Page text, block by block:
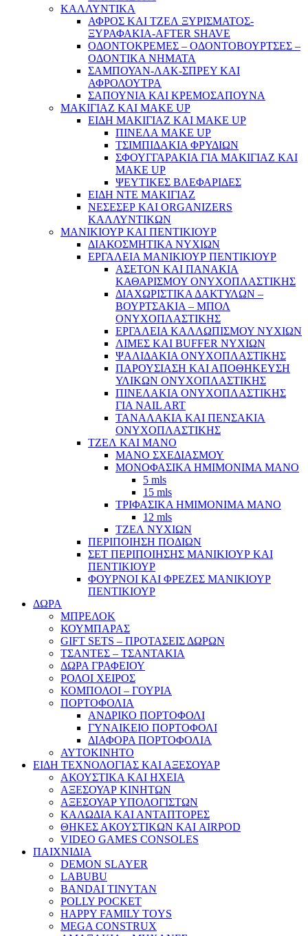
ΚΑΛΛΥΝΤΙΚΑ
ΑΦΡΟΣ ΚΑΙ ΤΖΕΛ ΞΥΡΙΣΜΑΤΟΣ-
ΞΥΡΑΦΑΚΙΑ-AFTER SHAVE
ΟΔΟΝΤΟΚΡΕΜΕΣ – ΟΔΟΝΤΟΒΟΥΡΤΣΕΣ –
ΟΔΟΝΤΙΚΑ ΝΗΜΑΤΑ
ΣΑΜΠΟΥΑΝ-ΛΑΚ-ΣΠΡΕΥ ΚΑΙ
ΑΦΡΟΛΟΥΤΡΑ
ΣΑΠΟΥΝΙΑ ΚΑΙ ΚΡΕΜΟΣΑΠΟΥΝΑ
ΜΑΚΙΓΙΑΖ ΚΑΙ MAKE UP
ΕΙΔΗ ΜΑΚΙΓΙΑΖ ΚΑΙ MAKE UP
ΠΙΝΕΛΑ MAKE UP
ΤΣΙΜΠΙΔΑΚΙΑ ΦΡΥΔΙΩΝ
ΣΦΟΥΓΓΑΡΑΚΙΑ ΓΙΑ ΜΑΚΙΓΙΑZ ΚΑΙ
MAKE UP
ΨΕΥΤΙΚΕΣ ΒΛΕΦΑΡΙΔΕΣ
ΕΙΔΗ ΝΤΕ ΜΑΚΙΓΙΑΖ
ΝΕΣΕΣΕΡ ΚΑΙ ORGANIZERS
ΚΑΛΛΥΝΤΙΚΩΝ
ΜΑΝΙΚΙΟΥΡ ΚΑΙ ΠΕΝΤΙΚΙΟΥΡ
ΔΙΑΚΟΣΜΗΤΙΚΑ ΝΥΧΙΩΝ
ΕΡΓΑΛΕΙΑ ΜΑΝΙΚΙΟΥΡ ΠΕΝΤΙΚΙΟΥΡ
ΑΣΕΤΟΝ ΚΑΙ ΠΑΝΑΚΙΑ
ΚΑΘΑΡΙΣΜΟΥ ΟΝΥΧΟΠΛΑΣΤΙΚΗΣ
ΔΙΑΧΩΡΙΣΤΙΚΑ ΔΑΚΤΥΛΩΝ –
ΒΟΥΡΤΣΑΚΙΑ – ΜΠΟΛ
ΟΝΥΧΟΠΛΑΣΤΙΚΗΣ
ΕΡΓΑΛΕΙΑ ΚΑΛΛΩΠΙΣΜΟΥ ΝΥΧΙΩΝ
ΛΙΜΕΣ ΚΑΙ BUFFER ΝΥΧΙΩΝ
ΨΑΛΙΔΑΚΙΑ ΟΝΥΧΟΠΛΑΣΤΙΚΗΣ
ΠΑΡΟΥΣΙΑΣΗ ΚΑΙ ΑΠΟΘΗΚΕΥΣΗ
ΥΛΙΚΩΝ ΟΝΥΧΟΠΛΑΣΤΙΚΗΣ
ΠΙΝΕΛΑΚΙΑ ΟΝΥΧΟΠΛΑΣΤΙΚΗΣ
ΓΙΑ NAIL ART
ΤΑΝΑΛΑΚΙΑ ΚΑΙ ΠΕΝΣΑΚΙΑ
ΟΝΥΧΟΠΛΑΣΤΙΚΗΣ
ΤΖΕΛ ΚΑΙ ΜΑΝΟ
ΜΑΝΟ ΣΧΕΔΙΑΣΜΟΥ
ΜΟΝΟΦΑΣΙΚΑ ΗΜΙΜΟΝΙΜΑ ΜΑΝΟ
5 mls
15 mls
ΤΡΙΦΑΣΙΚΑ ΗΜΙΜΟΝΙΜΑ ΜΑΝΟ
12 mls
ΤΖΕΛ ΝΥΧΙΩΝ
ΠΕΡΙΠΟΙΗΣΗ ΠΟΔΙΩΝ
ΣΕΤ ΠΕΡΙΠΟΙΗΣΗΣ ΜΑΝΙΚΙΟΥΡ ΚΑΙ
ΠΕΝΤΙΚΙΟΥΡ
ΦΟΥΡΝΟΙ ΚΑΙ ΦΡΕΖΕΣ ΜΑΝΙΚΙΟΥΡ
ΠΕΝΤΙΚΙΟΥΡ
ΔΩΡΑ
ΜΠΡΕΛΟΚ
ΚΟΥΜΠΑΡΑΣ
GIFT SETS – ΠΡΟΤΑΣΕΙΣ ΔΩΡΩΝ
ΤΣΑΝΤΕΣ – ΤΣΑΝΤΑΚΙΑ
ΔΩΡΑ ΓΡΑΦΕΙΟΥ
ΡΟΛΟΙ ΧΕΙΡΟΣ
ΚΟΜΠΟΛΟΙ – ΓΟΥΡΙΑ
ΠΟΡΤΟΦΟΛΙΑ
ΑΝΔΡΙΚΟ ΠΟΡΤΟΦΟΛΙ
ΓΥΝΑΙΚΕΙΟ ΠΟΡΤΟΦΟΛΙ
ΔΙΑΦΟΡΑ ΠΟΡΤΟΦΟΛΙΑ
ΑΥΤΟΚΙΝΗΤΟ
ΕΙΔΗ ΤΕΧΝΟΛΟΓΙΑΣ ΚΑΙ ΑΞΕΣΟΥΑΡ
ΑΚΟΥΣΤΙΚΑ ΚΑΙ ΗΧΕΙΑ
ΑΞΕΣΟΥΑΡ ΚΙΝΗΤΩΝ
ΑΞΕΣΟΥΑΡ ΥΠΟΛΟΓΙΣΤΩΝ
ΚΑΛΩΔΙΑ ΚΑΙ ΑΝΤΑΠΤΟΡΕΣ
ΘΗΚΕΣ ΑΚΟΥΣΤΙΚΩΝ ΚΑΙ AIRPOD
VIDEO GAMES CONSOLES
ΠΑΙΧΝΙΔΙΑ
DEMON SLAYER
LABUBU
BANDAI TINYTAN
POLLY POCKET
HAPPY FAMILY TOYS
MEGA CONSTRUX